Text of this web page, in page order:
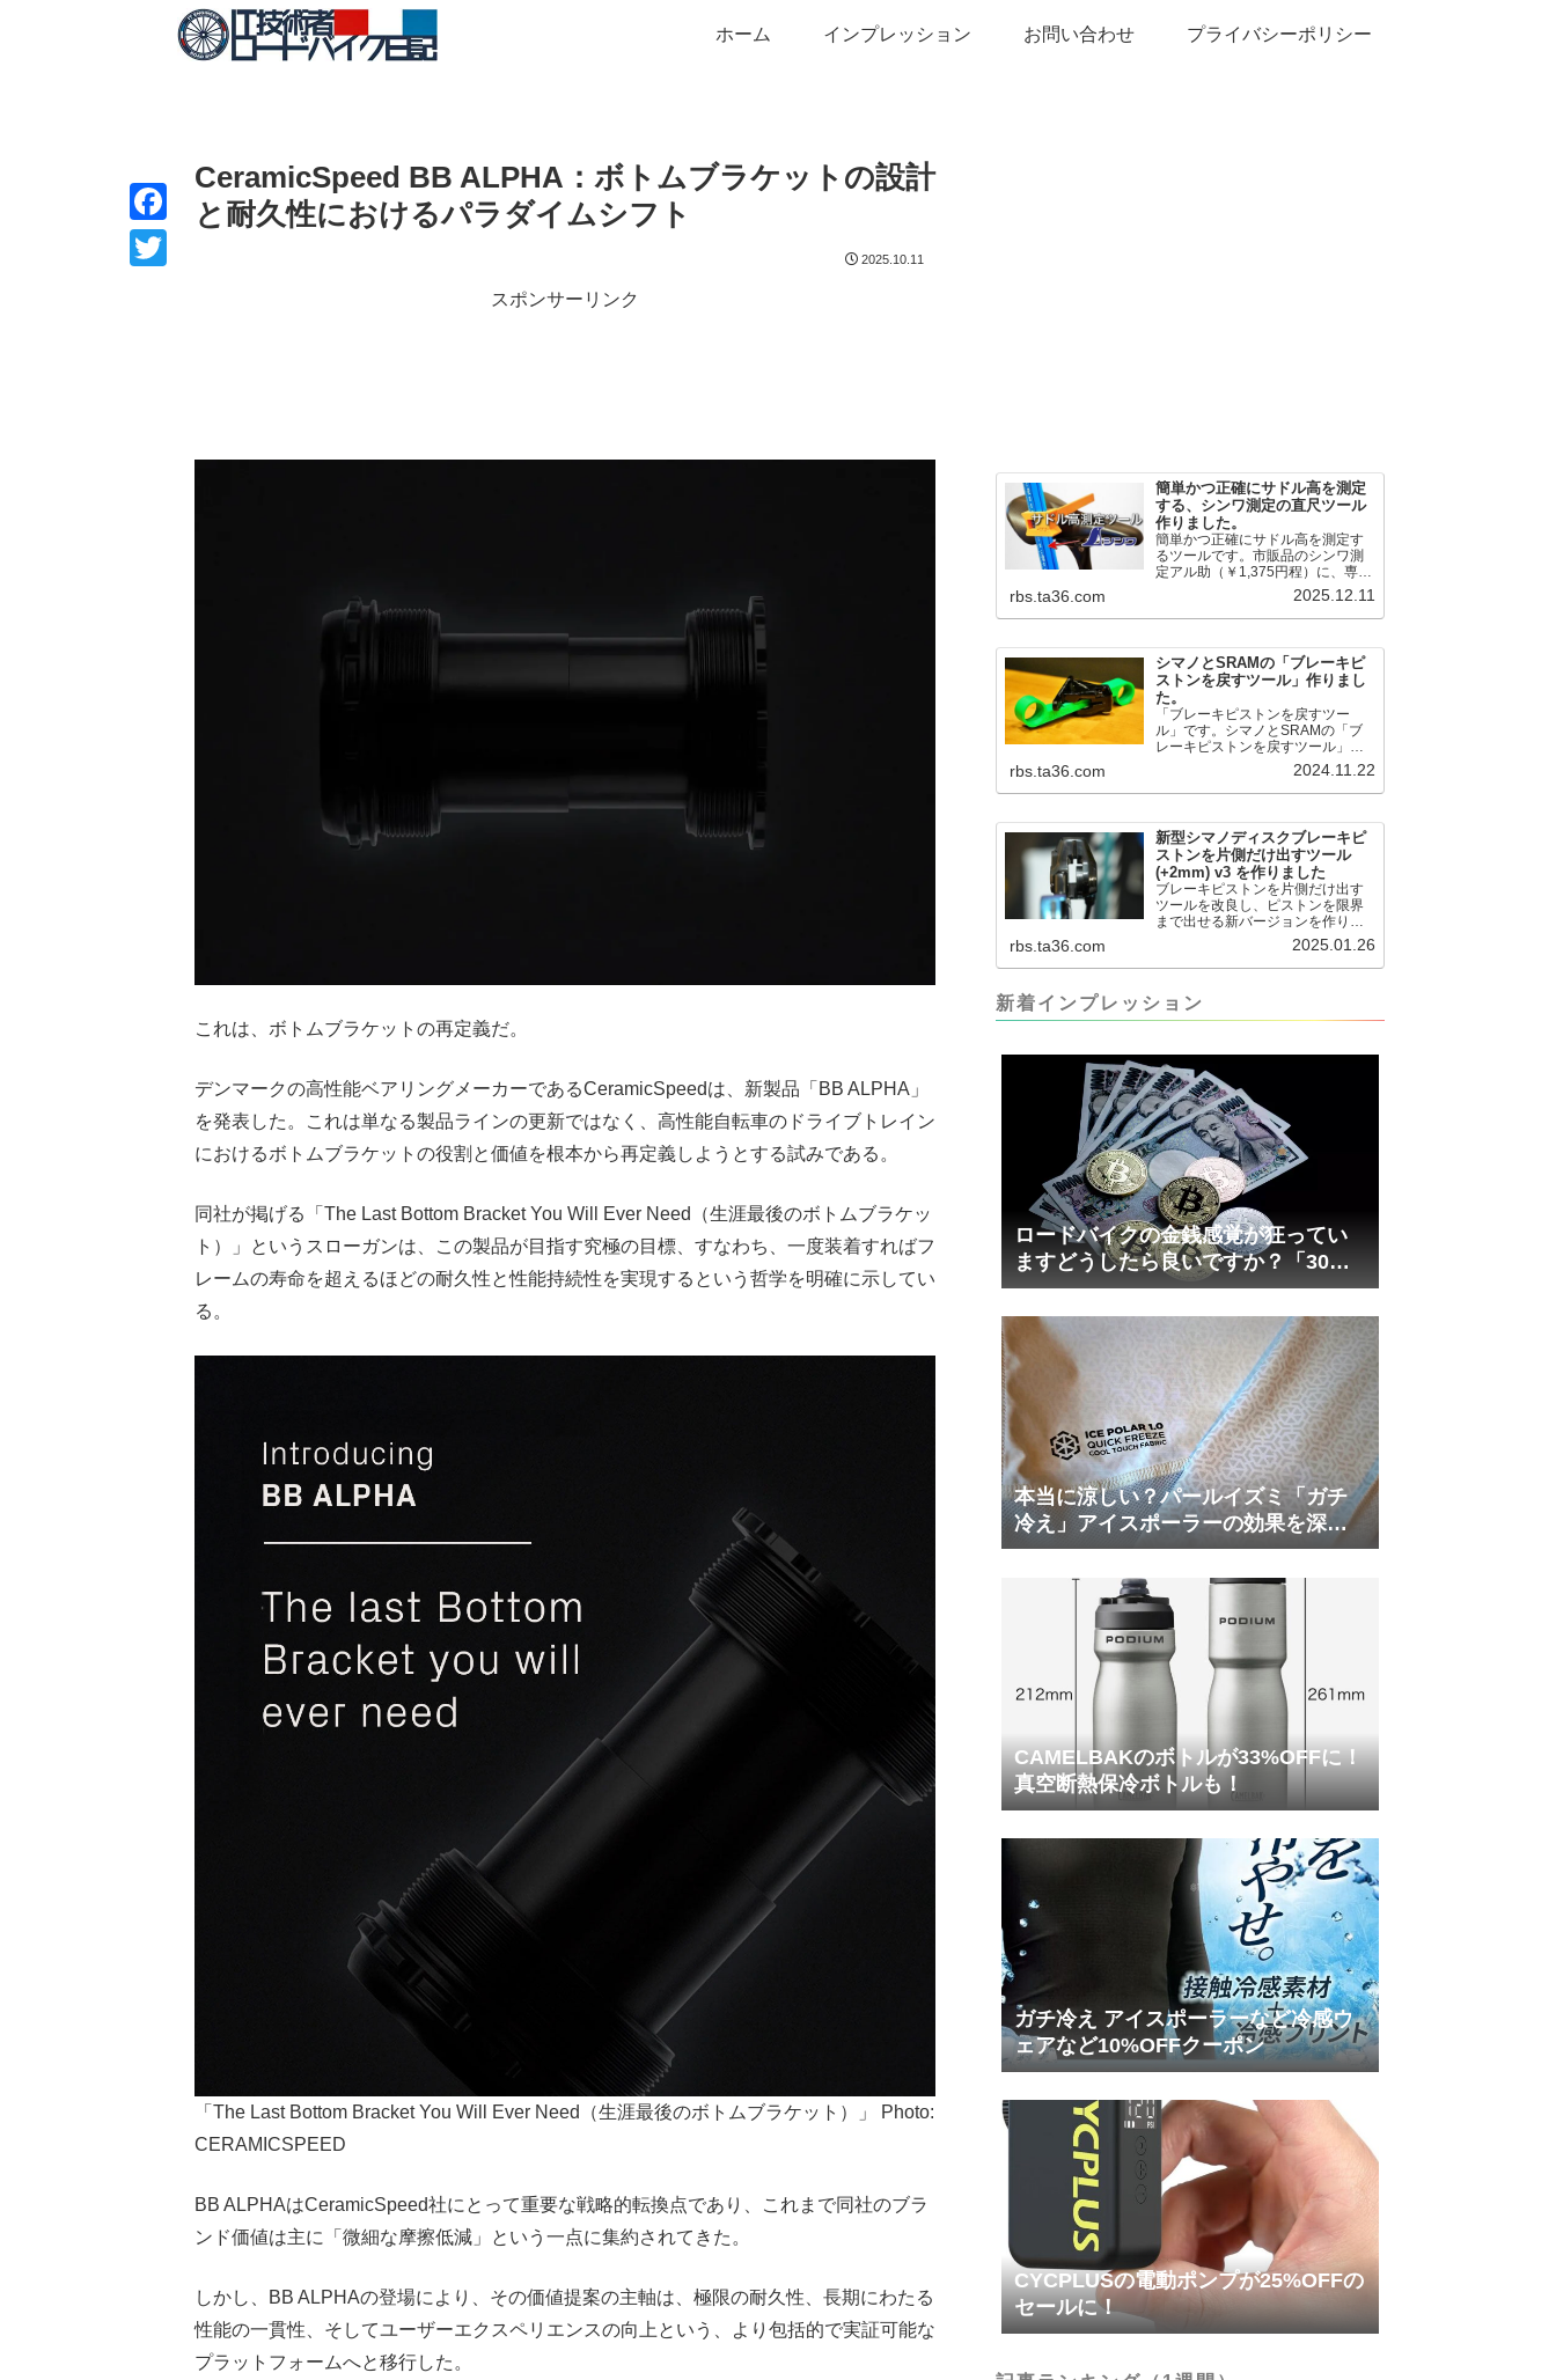
ホーム インプレッション お問い合わせ プライバシーポリシー
CeramicSpeed BB ALPHA：ボトムブラケットの設計
と耐久性におけるパラダイムシフト
2025.10.11
スポンサーリンク
これは、ボトムブラケットの再定義だ。
デンマークの高性能ベアリングメーカーであるCeramicSpeedは、新製品「BB ALPHA」
を発表した。これは単なる製品ラインの更新ではなく、高性能自転車のドライブトレイン
におけるボトムブラケットの役割と価値を根本から再定義しようとする試みである。
同社が掲げる「The Last Bottom Bracket You Will Ever Need（生涯最後のボトムブラケッ
ト）」というスローガンは、この製品が目指す究極の目標、すなわち、一度装着すればフ
レームの寿命を超えるほどの耐久性と性能持続性を実現するという哲学を明確に示してい
る。
「The Last Bottom Bracket You Will Ever Need（生涯最後のボトムブラケット）」 Photo:
CERAMICSPEED
BB ALPHAはCeramicSpeed社にとって重要な戦略的転換点であり、これまで同社のブラ
ンド価値は主に「微細な摩擦低減」という一点に集約されてきた。
しかし、BB ALPHAの登場により、その価値提案の主軸は、極限の耐久性、長期にわたる
性能の一貫性、そしてユーザーエクスペリエンスの向上という、より包括的で実証可能な
プラットフォームへと移行した。
F
簡単かつ正確にサドル高を測定
する、シンワ測定の直尺ツール
作りました。
簡単かつ正確にサドル高を測定す
るツールです。市販品のシンワ測
定アル助（￥1,375円程）に、専用
のサドル高測定ツールを取り付け
て使用します。これまで以上に、
サドル高を容易に測定できるよう
Sokutei) アルミ直尺 アル助 1m ホ
ワイト 65445posted at 2025.12.12
シンワ測定(Shinwa Sokutei)
￥1,375Amazon.c...
rbs.ta36.com 2025.12.11
シマノとSRAMの「ブレーキピ
ストンを戻すツール」作りまし
た。
「ブレーキピストンを戻すツー
ル」です。シマノとSRAMの「ブ
レーキピストンを戻すツール」作
りました。出したからには、戻す
必要が。。。でも、タイヤレバー
や六角レンチはつかってはダメだ
戻すツール」
pic.twitter.com/jiwVmCb32N— IT技
術者ロードバイク (@FJT_TKS)
November 22, 2024何ができるの
かというと、出ているピス...
rbs.ta36.com 2024.11.22
新型シマノディスクブレーキピ
ストンを片側だけ出すツール
(+2mm) v3 を作りました
ブレーキピストンを片側だけ出す
ツールを改良し、ピストンを限界
まで出せる新バージョンを作りま
した。前作よりも+2.18mm出せる
ようになりました。寸法設計に関
しては、数パターンを作って、オ
も安全な寸法設計に落ち着いてい
ます。ピストン出しチキンレース
れしましたが、ギリギリまで攻め
てますのでピストン内部の汚れを
さらに掃除できると思います。前
作の...
rbs.ta36.com 2025.01.26
新着インプレッション
ロードバイクの金銭感覚が狂ってい
ますどうしたら良いですか？「30万
円は安い」の正体
本当に涼しい？パールイズミ「ガチ
冷え」アイスポーラーの効果を深部
体温計COREで測ってみた
CAMELBAKのボトルが33%OFFに！
真空断熱保冷ボトルも！
ガチ冷え アイスポーラーなど冷感ウ
ェアなど10%OFFクーポン
CYCPLUSの電動ポンプが25%OFFの
セールに！